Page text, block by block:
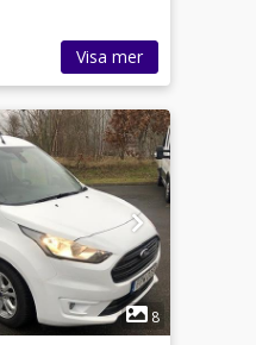
Visa mer
8